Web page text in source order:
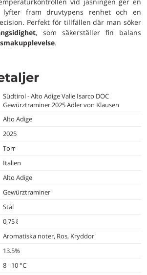
lyfter fram druvtypens renhet och en
Perfekt för tillfällen där man söker
, som säkerställer fin balans
.
Südtirol - Alto Adige Valle Isarco DOC
Gewürztraminer 2025 Adler von Klausen
Alto Adige
2025
Torr
Italien
Alto Adige
Gewürztraminer
Stål
0,75 ℓ
Aromatiska noter, Ros, Kryddor
13.5%
8 - 10 °C